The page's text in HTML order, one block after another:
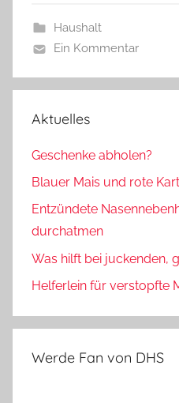
Haushalt
Ein Kommentar
Aktuelles
Geschenke abholen?
Blauer Mais und rote
Entzündete
durchatmen
Was hilft bei juckenden,
Helferlein für verstopfte
Werde Fan von DHS